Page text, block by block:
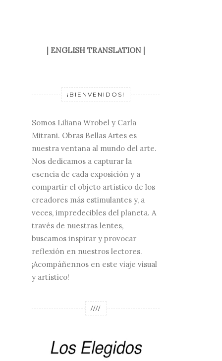
ENGLISH TRANSLATION|
¡BIENVENIDOS!
Somos Liliana Wrobel y Carla
Mitrani. Obras Bellas Artes es
nuestra ventana al mundo del arte.
Nos dedicamos a capturar la
esencia de cada exposición y a
compartir el objeto artístico de los
creadores más estimulantes y, a
veces, impredecibles del planeta. A
través de nuestras lentes,
buscamos inspirar y provocar
reflexión en nuestros lectores.
¡Acompáñennos en este viaje visual
y artístico!
////